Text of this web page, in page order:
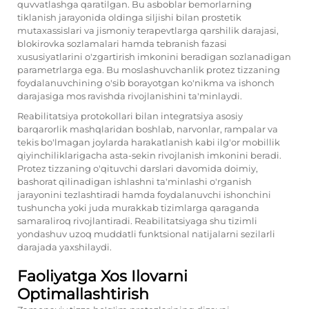
quvvatlashga qaratilgan. Bu asboblar bemorlarning
tiklanish jarayonida oldinga siljishi bilan prostetik
mutaxassislari va jismoniy terapevtlarga qarshilik darajasi,
blokirovka sozlamalari hamda tebranish fazasi
xususiyatlarini o'zgartirish imkonini beradigan sozlanadigan
parametrlarga ega. Bu moslashuvchanlik protez tizzaning
foydalanuvchining o'sib borayotgan ko'nikma va ishonch
darajasiga mos ravishda rivojlanishini ta'minlaydi.
Reabilitatsiya protokollari bilan integratsiya asosiy
barqarorlik mashqlaridan boshlab, narvonlar, rampalar va
tekis bo'lmagan joylarda harakatlanish kabi ilg'or mobillik
qiyinchiliklarigacha asta-sekin rivojlanish imkonini beradi.
Protez tizzaning o'qituvchi darslari davomida doimiy,
bashorat qilinadigan ishlashni ta'minlashi o'rganish
jarayonini tezlashtiradi hamda foydalanuvchi ishonchini
tushuncha yoki juda murakkab tizimlarga qaraganda
samaraliroq rivojlantiradi. Reabilitatsiyaga shu tizimli
yondashuv uzoq muddatli funktsional natijalarni sezilarli
darajada yaxshilaydi.
Faoliyatga Xos Ilovarni
Optimallashtirish